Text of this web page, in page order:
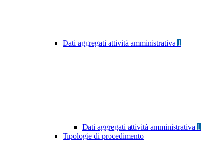
Dati aggregati attività amministrativa 1
Dati aggregati attività amministrativa 1
Tipologie di procedimento